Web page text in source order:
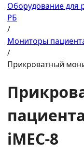
Оборудование для
РБ
/
Мониторы
/
Прикроватный
iMEC-8